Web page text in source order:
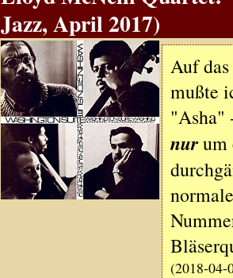
Jazz, April 2017)
Auf
mußte
"Asha"
nurum
(2018-04-